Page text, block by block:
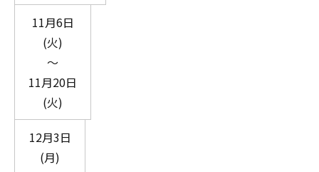
11月6日
(火)
～
11月20日
(火)
12月3日
(月)